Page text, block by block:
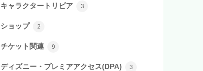
キャラクタートリビア 3
ショップ 2
チケット関連 9
ディズニー・プレミアアクセス(DPA) 3